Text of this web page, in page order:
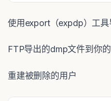
使用export（expdp）工
FTP导出的dmp文件到你
重建被删除的用户